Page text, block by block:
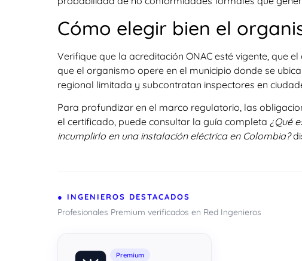
Cómo elegir bien el
Verifique que la acreditación ONAC esté vigente, que
que el organismo opere en el municipio donde se
regional limitada y subcontratan inspectores en
Para profundizar en el marco regulatorio, las
el certificado, puede consultar la guía completa ¿Qué
incumplirlo en una instalación eléctrica en Colombia?
● INGENIEROS DESTACADOS
Profesionales Premium verificados en Red Ingenieros
Premium